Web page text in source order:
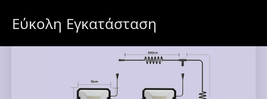
Εύκολη Εγκατάσταση